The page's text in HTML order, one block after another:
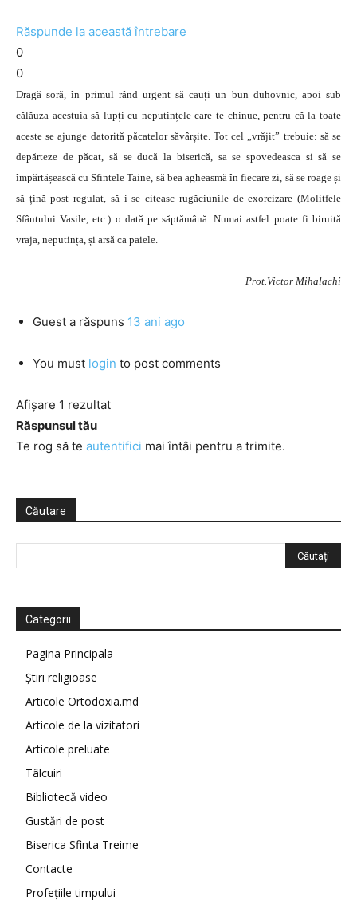
Răspunde la această întrebare
0
0
Dragă soră, în primul rând urgent să cauți un bun duhovnic, apoi sub
călăuza acestuia să lupți cu neputințele care te chinue, pentru că la toate
aceste se ajunge datorită păcatelor săvârșite. Tot cel „vrăjit” trebuie: să se
depărteze de păcat, să se ducă la biserică, sa se spovedeasca si să se
împărtășească cu Sfintele Taine, să bea agheasmă în fiecare zi, să se roage și
să țină post regulat, să i se citeasc rugăciunile de exorcizare (Molitfele
Sfântului Vasile, etc.) o dată pe săptămână. Numai astfel poate fi biruită
vraja, neputința, și arsă ca paiele.
Prot.Victor Mihalachi
Guest a răspuns 13 ani ago
You must login to post comments
Afișare 1 rezultat
Răspunsul tău
Te rog să te autentifici mai întâi pentru a trimite.
Căutare
Categorii
Pagina Principala
Știri religioase
Articole Ortodoxia.md
Articole de la vizitatori
Articole preluate
Tâlcuiri
Bibliotecă video
Gustări de post
Biserica Sfinta Treime
Contacte
Profețiile timpului